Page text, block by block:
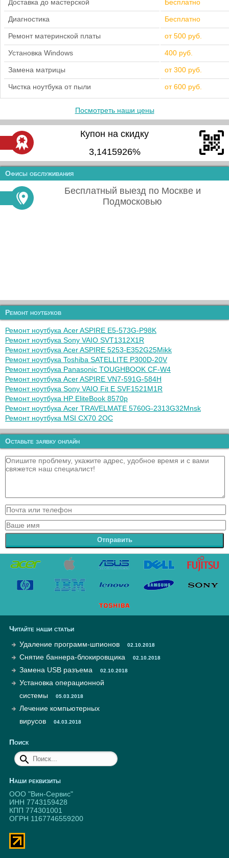
Доставка до мастерской Бесплатно
Диагностика Бесплатно
Ремонт материнской платы от 500 руб.
Установка Windows 400 руб.
Замена матрицы от 300 руб.
Чистка ноутбука от пыли от 600 руб.
Посмотреть наши цены
Купон на скидку
3,1415926%
Офисы обслуживания
Бесплатный выезд по Москве и
Подмосковью
Ремонт ноутбуков
Ремонт ноутбука Acer ASPIRE E5-573G-P98K
Ремонт ноутбука Sony VAIO SVT1312X1R
Ремонт ноутбука Acer ASPIRE 5253-E352G25Mikk
Ремонт ноутбука Toshiba SATELLITE P300D-20V
Ремонт ноутбука Panasonic TOUGHBOOK CF-W4
Ремонт ноутбука Acer ASPIRE VN7-591G-584H
Ремонт ноутбука Sony VAIO Fit E SVF1521M1R
Ремонт ноутбука HP EliteBook 8570p
Ремонт ноутбука Acer TRAVELMATE 5760G-2313G32Mnsk
Ремонт ноутбука MSI CX70 2OC
Оставьте заявку онлайн
Отправить
Читайте наши статьи
Удаление программ-шпионов
02.10.2018
Снятие баннера-блокировщика 02.10.2018
Замена USB разъема 02.10.2018
Установка операционной
системы
05.03.2018
Лечение компьютерных
вирусов
04.03.2018
Поиск
Наши реквизиты
ООО "Вин-Сервис"
ИНН 7743159428
КПП 774301001
ОГРН 1167746559200